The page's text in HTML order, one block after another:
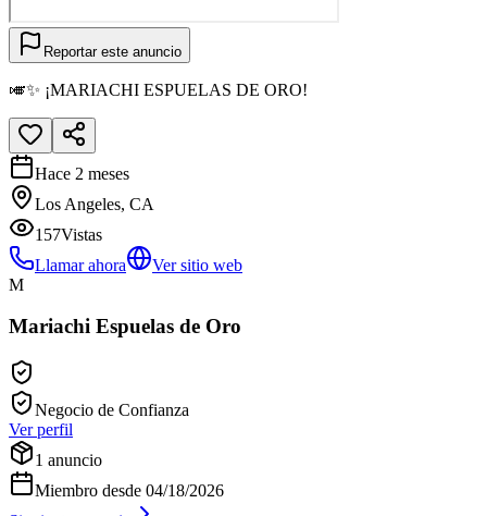
Reportar este anuncio
🎺✨ ¡MARIACHI ESPUELAS DE ORO!
Hace 2 meses
Los Angeles, CA
157Vistas
Llamar ahora
Ver sitio web
M
Mariachi Espuelas de Oro
Negocio de Confianza
Ver perfil
1 anuncio
Miembro desde 04/18/2026